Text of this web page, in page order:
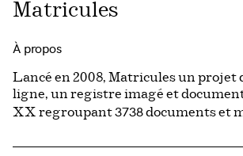
Matricules
À propos
Lancé en 2008, Matricules un projet
ligne, un registre imagé et
XX regroupant3738documents et